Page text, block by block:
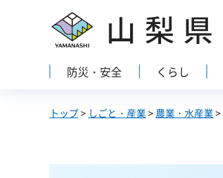
山梨県
防災・安全 くらし
トップ> しごと・産業 > 農業・水産業 >